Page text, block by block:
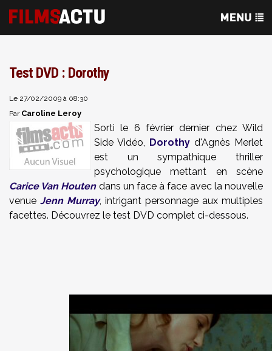
Test DVD : Dorothy
Le 27/02/2009 à 08:30
Par Caroline Leroy
Sorti le 6 février dernier chez Wild
Side Vidéo, Dorothy d'Agnès Merlet
est un sympathique thriller
psychologique mettant en scène
Carice Van Houtendans un face à face avec la nouvelle
venue Jenn Murray, intrigant personnage aux multiples
facettes. Découvrez le test DVD complet ci-dessous.